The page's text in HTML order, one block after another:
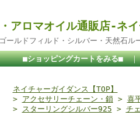
アロマオイル通販店-ネ
ルドフィルド・シルバー・天然石ル
■ショッピングカートをみる■
ネイチャーガイダンス【TOP】
> アクセサリーチェーン・鎖 > 喜
> スターリングシルバー925 > チ